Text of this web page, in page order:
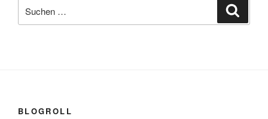
nach:
BLOGROLL